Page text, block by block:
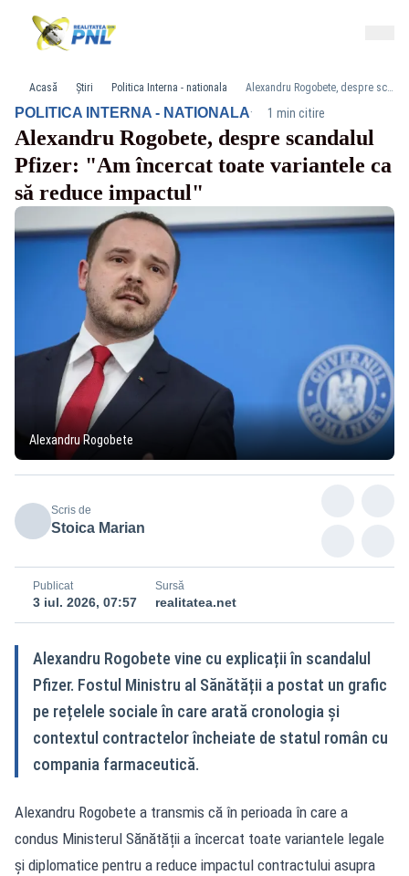
Acasă Știri Politica Interna - nationala Alexandru Rogobete, despre scandalul Pfizer: "Am încercat toate variantele ca să reduce impactul"
POLITICA INTERNA - NATIONALA· 1 min citire
Alexandru Rogobete, despre scandalul
Pfizer: "Am încercat toate variantele ca
să reduce impactul"
Alexandru Rogobete
Scris de
Stoica Marian
Publicat
3 iul. 2026, 07:57
Sursă
realitatea.net
Alexandru Rogobete vine cu explicații în scandalul
Pfizer. Fostul Ministru al Sănătății a postat un grafic
pe rețelele sociale în care arată cronologia și
contextul contractelor încheiate de statul român cu
compania farmaceutică.
Alexandru Rogobete a transmis că în perioada în care a
condus Ministerul Sănătății a încercat toate variantele legale
și diplomatice pentru a reduce impactul contractului asupra